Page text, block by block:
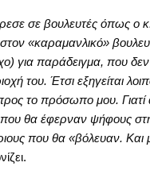
σε βουλευτές όπως ο
«καραμανλικό»
για παράδειγμα, που
του. Έτσι εξηγείται
το πρόσωπο μου. Γιατί
θα έφερναν ψήφους
που θα «βόλευαν. Και